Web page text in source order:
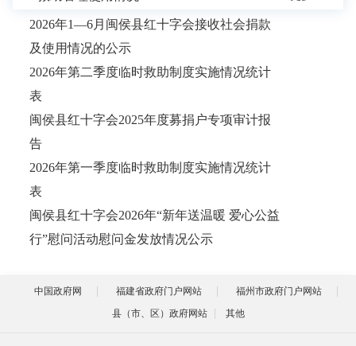
2026年1—6月闽侯县红十字会接收社会捐款
及使用情况的公示
2026年第二季度临时救助制度实施情况统计
表
闽侯县红十字会2025年度募捐户专项审计报
告
2026年第一季度临时救助制度实施情况统计
表
闽侯县红十字会2026年“新年送温暖 爱心公益
行”慰问活动慰问金发放情况公示
中国政府网 福建省政府门户网站
福州市政府门户网站
县（市、区）政府网站
其他